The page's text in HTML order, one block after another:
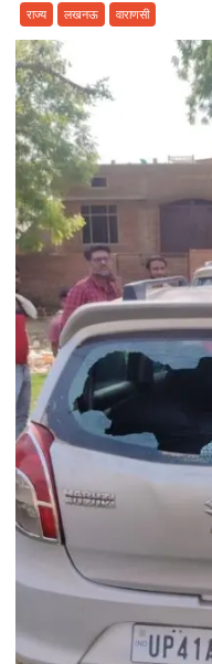
राज्य
लखनऊ वाराणसी